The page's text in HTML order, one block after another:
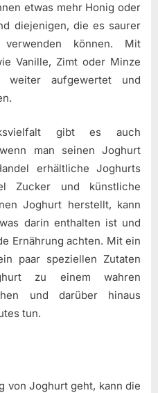
etwas mehr Honig oder
diejenigen, die es saurer
können. Mit
Vanille, Zimt oder Minze
aufgewertet und
gibt es auch
man seinen Joghurt
erhältliche Joghurts
Zucker und künstliche
Joghurt herstellt, kann
darin enthalten ist und
Ernährung achten. Mit ein
paar speziellen Zutaten
zu einem wahren
und darüber hinaus
tun.
von Joghurt geht, kann die